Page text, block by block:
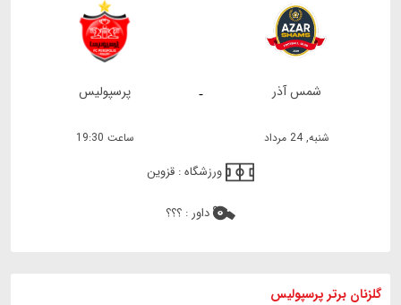
- شمس آذر پرسپولیس
شنبه, 24 مرداد ساعت 19:30
ورزشگاه : قزوین
داور : ؟؟؟
گلزنان برتر پرسپولیس